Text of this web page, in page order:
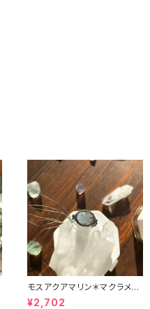
モスアクアマリン＊マクラメリ
ング
¥2,702